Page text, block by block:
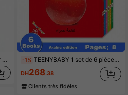
Un livre de lecture et de jeu pour enfants en arabe, contenant des histoires et des activités qui enseignent la vie privée, la protection personnelle et comment refuser les contacts inconfortables de manière simple et amusante. -1% TEENYBABY 1 set de 6 pièces de 13 cm * 13 cm Cartes éclairs d'éducation arabe précoce pour enfants, cartes de reconnaissance d'images et d'apprentissage du vocabulaire pour enfants, jouets d'apprentissage Montessori, cadeaux de Noël, d'Action de grâce et du Nouvel An, fournitures scolaires
DH268.38
Clients très fidèles